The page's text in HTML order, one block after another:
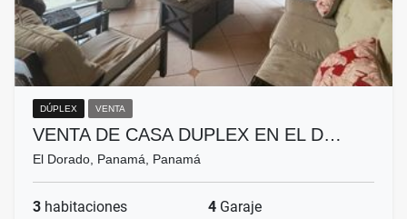
DÚPLEX VENTA
VENTA DE CASA DUPLEX EN EL D…
El Dorado, Panamá, Panamá
3 habitaciones 4 Garaje